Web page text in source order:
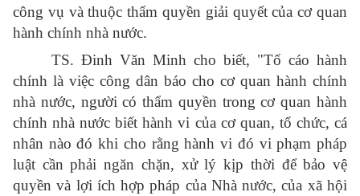
công vụ và thuộc thẩm quyền giải quyết của cơ quan
hành chính nhà nước.
TS. Đinh Văn Minh cho biết, "Tố cáo hành
chính là việc công dân báo cho cơ quan hành chính
nhà nước, người có thẩm quyền trong cơ quan hành
chính nhà nước biết hành vi của cơ quan, tổ chức, cá
nhân nào đó khi cho rằng hành vi đó vi phạm pháp
luật cần phải ngăn chặn, xử lý kịp thời để bảo vệ
quyền và lợi ích hợp pháp của Nhà nước, của xã hội